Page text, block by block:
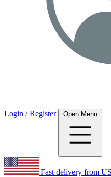
Login / Register Open Menu
Fast delivery from